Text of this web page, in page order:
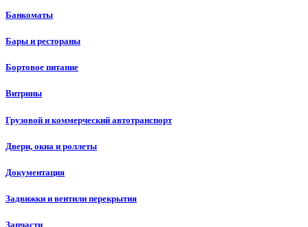
Банкоматы
Бары и рестораны
Бортовое питание
Витрины
Грузовой и коммерческий автотранспорт
Двери, окна и роллеты
Документация
Задвижки и вентили перекрытия
Запчасти